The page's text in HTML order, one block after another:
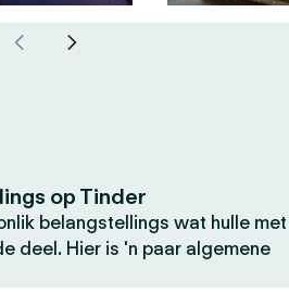
op Tinder
belangstellings wat hulle met
deel. Hier is 'n paar algemene